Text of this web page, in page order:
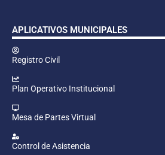
APLICATIVOS MUNICIPALES
Registro Civil
Plan Operativo Institucional
Mesa de Partes Virtual
Control de Asistencia